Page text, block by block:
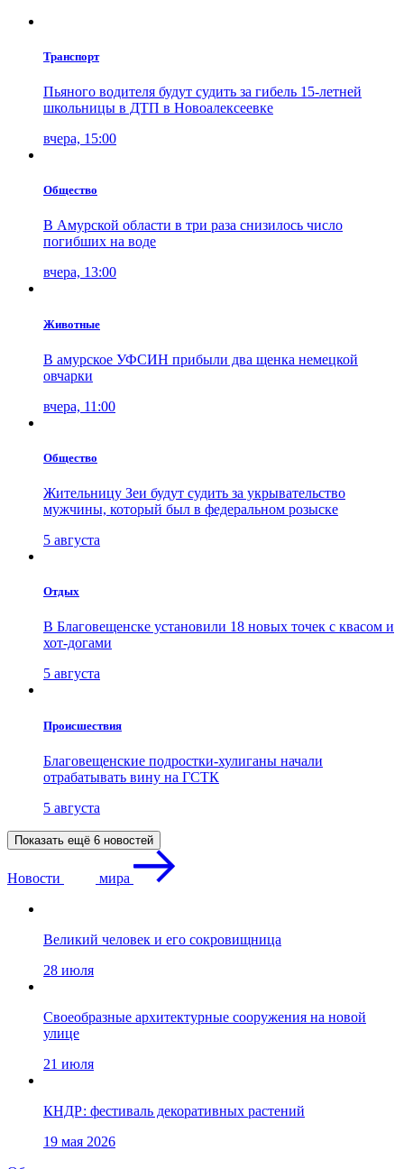
Транспорт
Пьяного водителя будут судить за гибель 15-летней
школьницы в ДТП в Новоалексеевке
вчера, 15:00
Общество
В Амурской области в три раза снизилось число
погибших на воде
вчера, 13:00
Животные
В амурское УФСИН прибыли два щенка немецкой
овчарки
вчера, 11:00
Общество
Жительницу Зеи будут судить за укрывательство
мужчины, который был в федеральном розыске
5 августа
Отдых
В Благовещенске установили 18 новых точек с квасом и
хот-догами
5 августа
Проиcшествия
Благовещенские подростки-хулиганы начали
отрабатывать вину на ГСТК
5 августа
Показать ещё 6 новостей
Новости мира
Великий человек и его сокровищница
28 июля
Своеобразные архитектурные сооружения на новой
улице
21 июля
КНДР: фестиваль декоративных растений
19 мая 2026